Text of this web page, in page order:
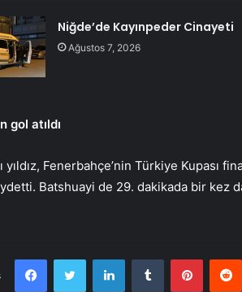
Niğde’de Kayınpeder Cinayeti
Ağustos 7, 2026
gol atıldı
yıldız, Fenerbahçe’nin Türkiye
Batshuayi de 29. dakikada bir kez
FacebookTwitter LinkedInTumblr Pinterest